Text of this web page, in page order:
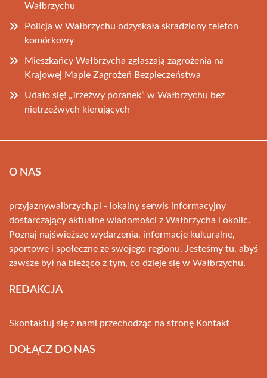
Wałbrzychu
Policja w Wałbrzychu odzyskała skradziony telefon
komórkowy
Mieszkańcy Wałbrzycha zgłaszają zagrożenia na
Krajowej Mapie Zagrożeń Bezpieczeństwa
Udało się! „Trzeźwy poranek” w Wałbrzychu bez
nietrzeźwych kierujących
O NAS
przyjaznywalbrzych.pl - lokalny serwis informacyjny
dostarczający aktualne wiadomości z Wałbrzycha i okolic.
Poznaj najświeższe wydarzenia, informacje kulturalne,
sportowe i społeczne ze swojego regionu. Jesteśmy tu, abyś
zawsze był na bieżąco z tym, co dzieje się w Wałbrzychu.
REDAKCJA
Skontaktuj się z nami przechodząc na stronę Kontakt
DOŁĄCZ DO NAS